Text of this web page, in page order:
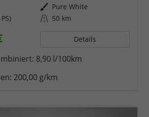
Außenfarbe Pure White
Kilometerstand 50 km
Details
8,90 l/100km
200,00 g/km